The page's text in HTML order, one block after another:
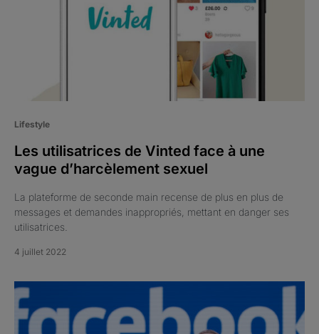
Lifestyle
Les utilisatrices de Vinted face à une
vague d’harcèlement sexuel
La plateforme de seconde main recense de plus en plus de
messages et demandes inappropriés, mettant en danger ses
utilisatrices.
4 juillet 2022